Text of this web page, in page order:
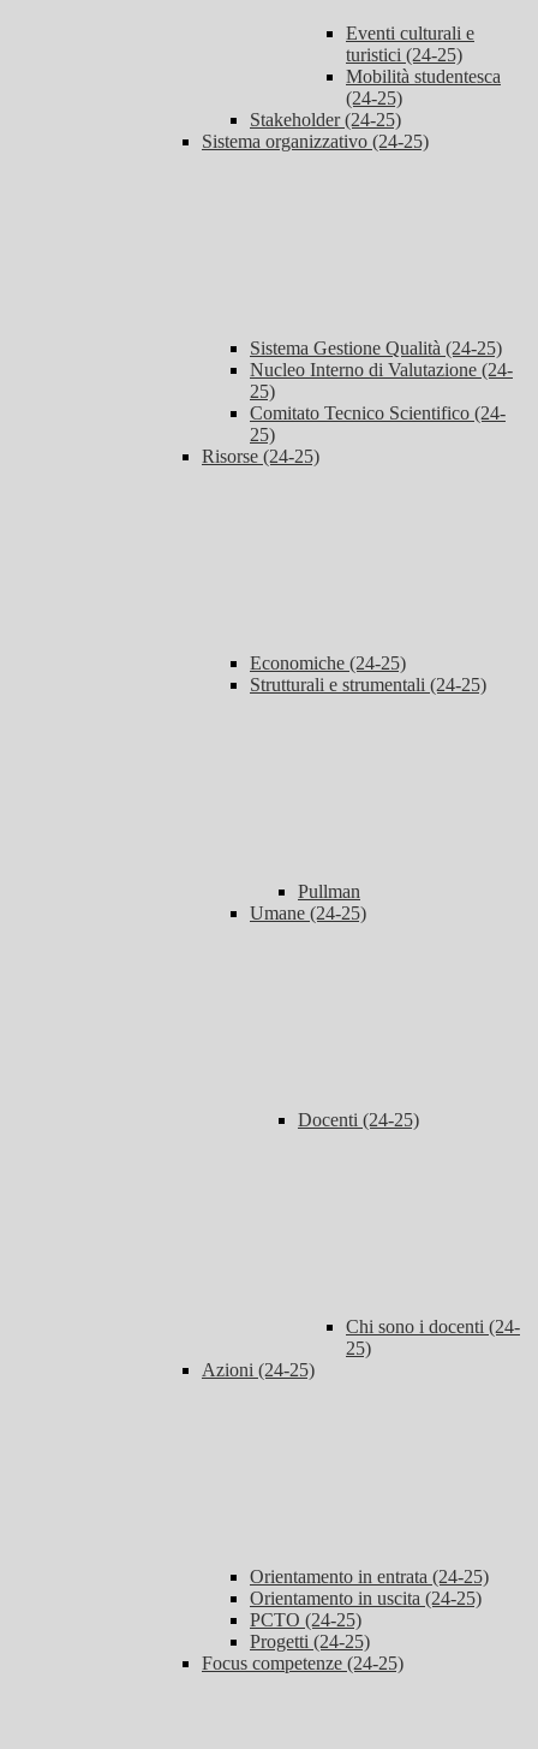
Eventi culturali e
turistici (24-25)
Mobilità studentesca
(24-25)
Stakeholder (24-25)
Sistema organizzativo (24-25)
Sistema Gestione Qualità (24-25)
Nucleo Interno di Valutazione (24-
25)
Comitato Tecnico Scientifico (24-
25)
Risorse (24-25)
Economiche (24-25)
Strutturali e strumentali (24-25)
Pullman
Umane (24-25)
Docenti (24-25)
Chi sono i docenti (24-
25)
Azioni (24-25)
Orientamento in entrata (24-25)
Orientamento in uscita (24-25)
PCTO (24-25)
Progetti (24-25)
Focus competenze (24-25)